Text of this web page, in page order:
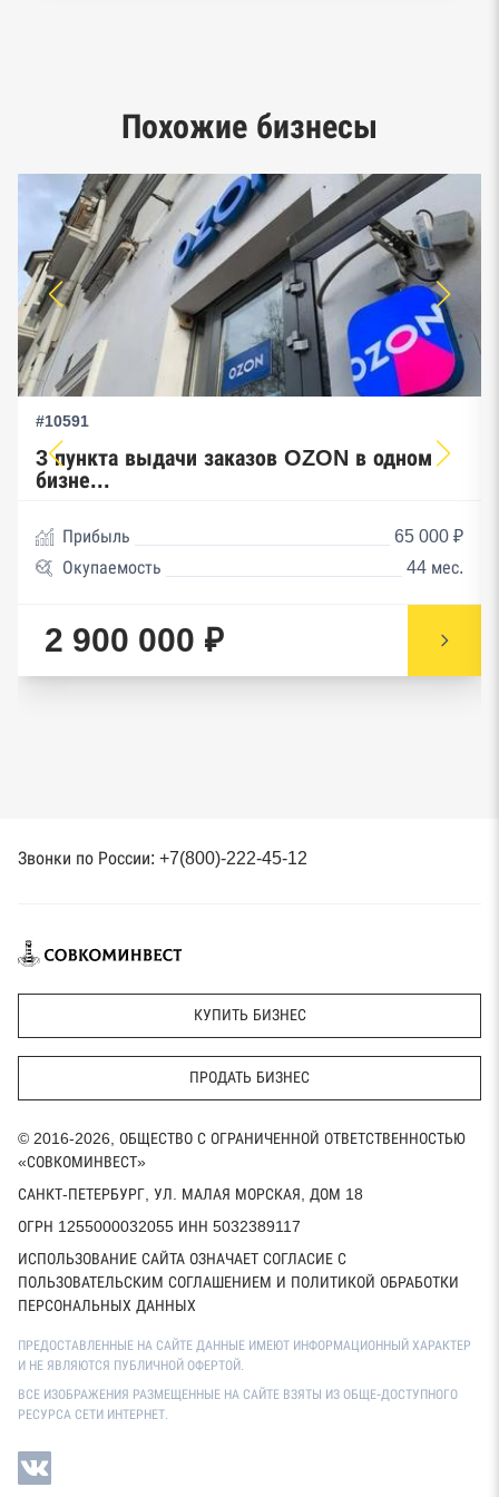
предпринимательства ФНС
Похожие бизнесы
#10591
3 пункта выдачи заказов OZON в одном
бизне...
Прибыль
65 000 ₽
Окупаемость
44 мес.
2 900 000 ₽
Звонки по России: +7(800)-222-45-12
КУПИТЬ БИЗНЕС
ПРОДАТЬ БИЗНЕС
© 2016-2026, ОБЩЕСТВО С ОГРАНИЧЕННОЙ ОТВЕТСТВЕННОСТЬЮ
«СОВКОМИНВЕСТ»
САНКТ-ПЕТЕРБУРГ, УЛ. МАЛАЯ МОРСКАЯ, ДОМ 18
ОГРН 1255000032055 ИНН 5032389117
ИСПОЛЬЗОВАНИЕ САЙТА ОЗНАЧАЕТ СОГЛАСИЕ С
ПОЛЬЗОВАТЕЛЬСКИМ СОГЛАШЕНИЕМ И ПОЛИТИКОЙ ОБРАБОТКИ
ПЕРСОНАЛЬНЫХ ДАННЫХ
ПРЕДОСТАВЛЕННЫЕ НА САЙТЕ ДАННЫЕ ИМЕЮТ ИНФОРМАЦИОННЫЙ ХАРАКТЕР
И НЕ ЯВЛЯЮТСЯ ПУБЛИЧНОЙ ОФЕРТОЙ.
ВСЕ ИЗОБРАЖЕНИЯ РАЗМЕЩЕННЫЕ НА САЙТЕ ВЗЯТЫ ИЗ ОБЩЕ-ДОСТУПНОГО
РЕСУРСА СЕТИ ИНТЕРНЕТ.